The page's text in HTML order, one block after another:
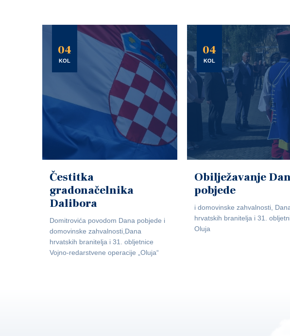
04
KOL
Čestitka
gradonačelnika
Dalibora
Domitrovića povodom Dana pobjede i
domovinske zahvalnosti,Dana
hrvatskih branitelja i 31. obljetnice
Vojno-redarstvene operacije „Oluja“
04
KOL
Obilježavanje
pobjede
i domovinske zahvalnosti,
hrvatskih branitelja i 31.
Oluja